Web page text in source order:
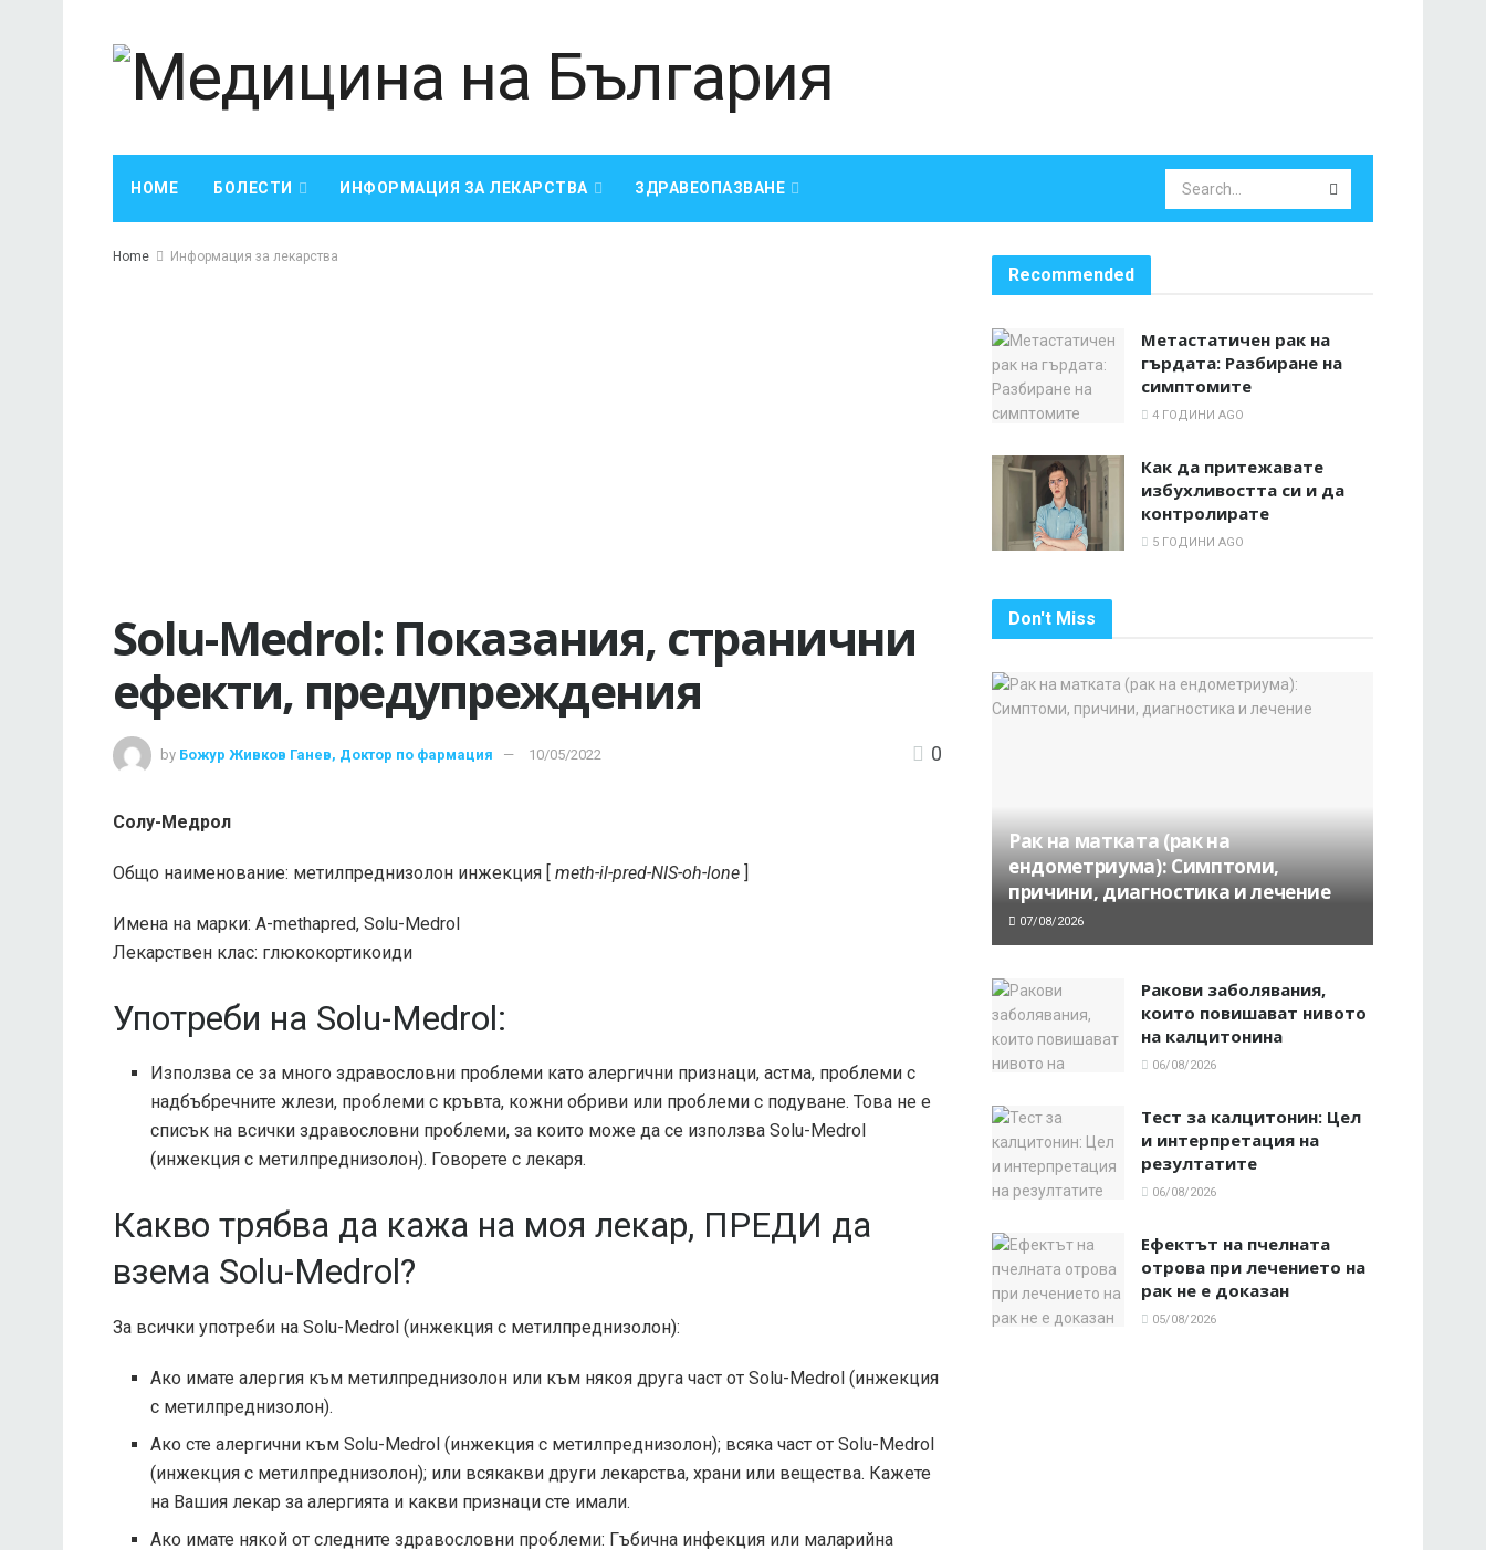
HOME БОЛЕСТИ ИНФОРМАЦИЯ ЗА ЛЕКАРСТВА ЗДРАВЕОПАЗВАНЕ
Home Информация за лекарства
Solu-Medrol: Показания, странични
ефекти, предупреждения
by Божур Живков Ганев, Доктор по фармация 10/05/2022 0
Солу-Медрол
Общо наименование: метилпреднизолон инжекция [ meth-il-pred-NIS-oh-lone ]
Имена на марки: A-methapred, Solu-Medrol
Лекарствен клас: глюкокортикоиди
Употреби на Solu-Medrol:
Използва се за много здравословни проблеми като алергични признаци, астма, проблеми с
надбъбречните жлези, проблеми с кръвта, кожни обриви или проблеми с подуване. Това не е
списък на всички здравословни проблеми, за които може да се използва Solu-Medrol
(инжекция с метилпреднизолон). Говорете с лекаря.
Какво трябва да кажа на моя лекар, ПРЕДИ да
взема Solu-Medrol?
За всички употреби на Solu-Medrol (инжекция с метилпреднизолон):
Ако имате алергия към метилпреднизолон или към някоя друга част от Solu-Medrol (инжекция
с метилпреднизолон).
Ако сте алергични към Solu-Medrol (инжекция с метилпреднизолон); всяка част от Solu-Medrol
(инжекция с метилпреднизолон); или всякакви други лекарства, храни или вещества. Кажете
на Вашия лекар за алергията и какви признаци сте имали.
Ако имате някой от следните здравословни проблеми: Гъбична инфекция или маларийна
Recommended
Метастатичен рак на
гърдата: Разбиране на
симптомите
4 ГОДИНИ AGO
Как да притежавате
избухливостта си и да
контролирате
5 ГОДИНИ AGO
Don't Miss
Рак на матката (рак на
ендометриума): Симптоми,
причини, диагностика и лечение
07/08/2026
Ракови заболявания,
които повишават нивото
на калцитонина
06/08/2026
Тест за калцитонин: Цел
и интерпретация на
резултатите
06/08/2026
Ефектът на пчелната
отрова при лечението на
рак не е доказан
05/08/2026